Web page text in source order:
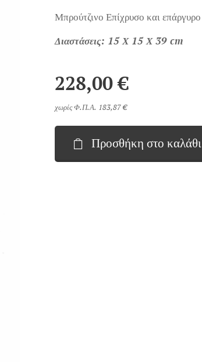
Μπρούτζινο Επίχρυσο και επάργυρο
Διαστάσεις: 15 Χ 15 Χ 39 cm
228,00€
χωρίς Φ.Π.Α. 183,87 €
Προσθήκη στο καλάθι